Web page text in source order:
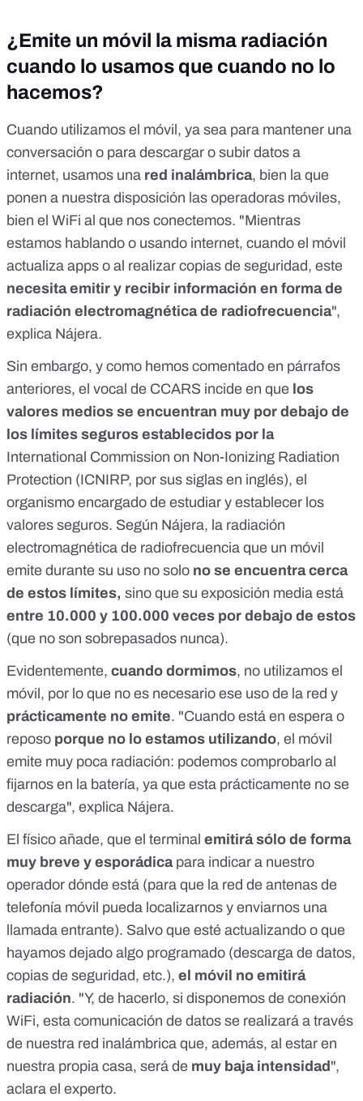
¿Emite un móvil la misma radiación
cuando lo usamos que cuando no lo
hacemos?
Cuando utilizamos el móvil, ya sea para mantener una
conversación o para descargar o subir datos a
internet, usamos una red inalámbrica, bien la que
ponen a nuestra disposición las operadoras móviles,
bien el WiFi al que nos conectemos. "Mientras
estamos hablando o usando internet, cuando el móvil
actualiza apps o al realizar copias de seguridad, este
necesita emitir y recibir información en forma de
radiación electromagnética de radiofrecuencia",
explica Nájera.
Sin embargo, y como hemos comentado en párrafos
anteriores, el vocal de CCARS incide en que los
valores medios se encuentran muy por debajo de
los límites seguros establecidos por la
International Commission on Non-Ionizing Radiation
Protection (ICNIRP, por sus siglas en inglés), el
organismo encargado de estudiar y establecer los
valores seguros. Según Nájera, la radiación
electromagnética de radiofrecuencia que un móvil
emite durante su uso no solo no se encuentra cerca
de estos límites, sino que su exposición media está
entre 10.000 y 100.000 veces por debajo de estos
(que no son sobrepasados nunca).
Evidentemente, cuando dormimos, no utilizamos el
móvil, por lo que no es necesario ese uso de la red y
prácticamente no emite. "Cuando está en espera o
reposo porque no lo estamos utilizando, el móvil
emite muy poca radiación: podemos comprobarlo al
fijarnos en la batería, ya que esta prácticamente no se
descarga", explica Nájera.
El físico añade, que el terminal emitirá sólo de forma
muy breve y esporádicapara indicar a nuestro
operador dónde está (para que la red de antenas de
telefonía móvil pueda localizarnos y enviarnos una
llamada entrante). Salvo que esté actualizando o que
hayamos dejado algo programado (descarga de datos,
copias de seguridad, etc.), el móvil no emitirá
radiación. "Y, de hacerlo, si disponemos de conexión
WiFi, esta comunicación de datos se realizará a través
de nuestra red inalámbrica que, además, al estar en
nuestra propia casa, será de muy baja intensidad ",
aclara el experto.